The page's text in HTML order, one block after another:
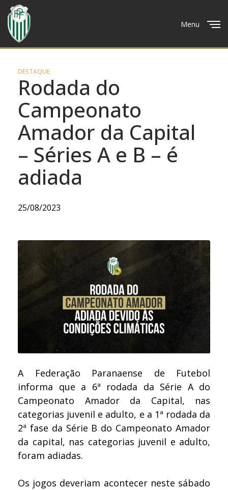
Menu
DESTAQUE
Rodada do
Campeonato
Amador da Capital
– Séries A e B – é
adiada
25/08/2023
A Federação Paranaense de Futebol
informa que a 6ª rodada da Série A do
Campeonato Amador da Capital, nas
categorias juvenil e adulto, e a 1ª rodada da
2ª fase da Série B do Campeonato Amador
da capital, nas categorias juvenil e adulto,
foram adiadas.
Os jogos deveriam acontecer neste sábado